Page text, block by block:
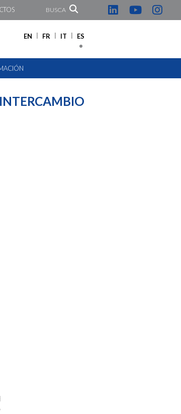
BUSCA
EN FR IT ES